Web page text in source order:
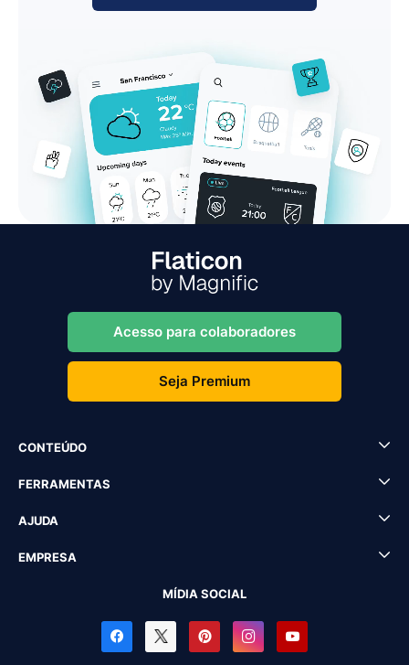
Acesso para colaboradores
Seja Premium
CONTEÚDO
FERRAMENTAS
AJUDA
EMPRESA
MÍDIA SOCIAL